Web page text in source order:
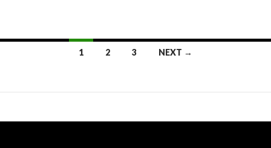
navigation
1 2 3 NEXT →